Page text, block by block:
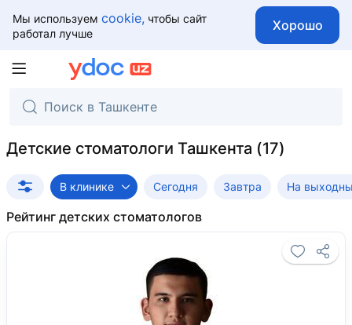
Мы используем cookie, чтобы сайт
работал лучше
Хорошо
Детские стоматологи Ташкента
В клинике Сегодня Завтра На
Рейтинг детских стоматологов